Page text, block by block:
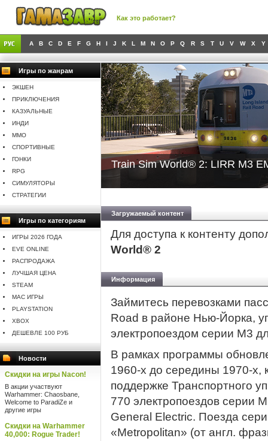
Как это работает?
A B C D E F G H I J K L M N O P Q R S T U V W X Y
Игры по жанрам
ЭКШЕН
ПРИКЛЮЧЕНИЯ
КАЗУАЛЬНЫЕ
ИНДИ
MMO
СПОРТИВНЫЕ
ГОНКИ
RPG
СИМУЛЯТОРЫ
СТРАТЕГИИ
Игры по категориям
ИГРЫ 2026 ГОДА
EVE ONLINE
РАСПРОДАЖА
ЛУЧШАЯ ЦЕНА
STEAM
MAC ИГРЫ
PLAYSTATION
XBOX
ДЕШЕВЛЕ 100 РУБ
Новости
Скидки на игры Nacon!
В акции участвуют
Warhammer: Chaosbane,
Welcome to ParadiZe и
другие игры
Скидки на Warhammer
40,000: Rogue Trader!
Train Sim World® 2: LIRR M3
Загружаемый контент
Для доступа к контенту
World® 2
Информация
Займитесь перевозками
Road в районе Нью-Йорка,
электропоездом серии M3
В рамках программы
1960-х до середины 1970-х,
поддержке Транспортного
770 электропоездов серии
General Electric. Поезда
«Metropolitan» (от англ.